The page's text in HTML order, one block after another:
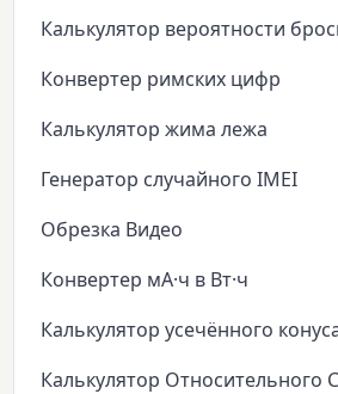
Калькулятор вероятности
Конвертер римских цифр
Калькулятор жима лежа
Генератор случайного IMEI
Обрезка Видео
Конвертер мА·ч в Вт·ч
Калькулятор усечённого
Калькулятор Относительного